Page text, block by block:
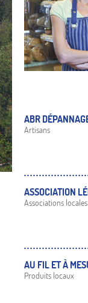
ABR
Artisans
ASSOCIATION
Associations locales
AU FIL ET À
Produits locaux